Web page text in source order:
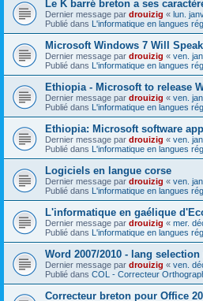
Le K barré breton a ses
Dernier message par drouizig « lun.
Publié dans L'informatique en langues
Microsoft Windows 7 Will
Dernier message par drouizig « ven.
Publié dans L'informatique en langues
Ethiopia - Microsoft to release
Dernier message par drouizig « ven.
Publié dans L'informatique en langues
Ethiopia: Microsoft software
Dernier message par drouizig « ven.
Publié dans L'informatique en langues
Logiciels en langue corse
Dernier message par drouizig « ven.
Publié dans L'informatique en langues
L'informatique en gaélique
Dernier message par drouizig « mer.
Publié dans L'informatique en langues
Word 2007/2010 - lang
Dernier message par drouizig « ven.
Publié dans COL - Correcteur
Correcteur breton pour Office